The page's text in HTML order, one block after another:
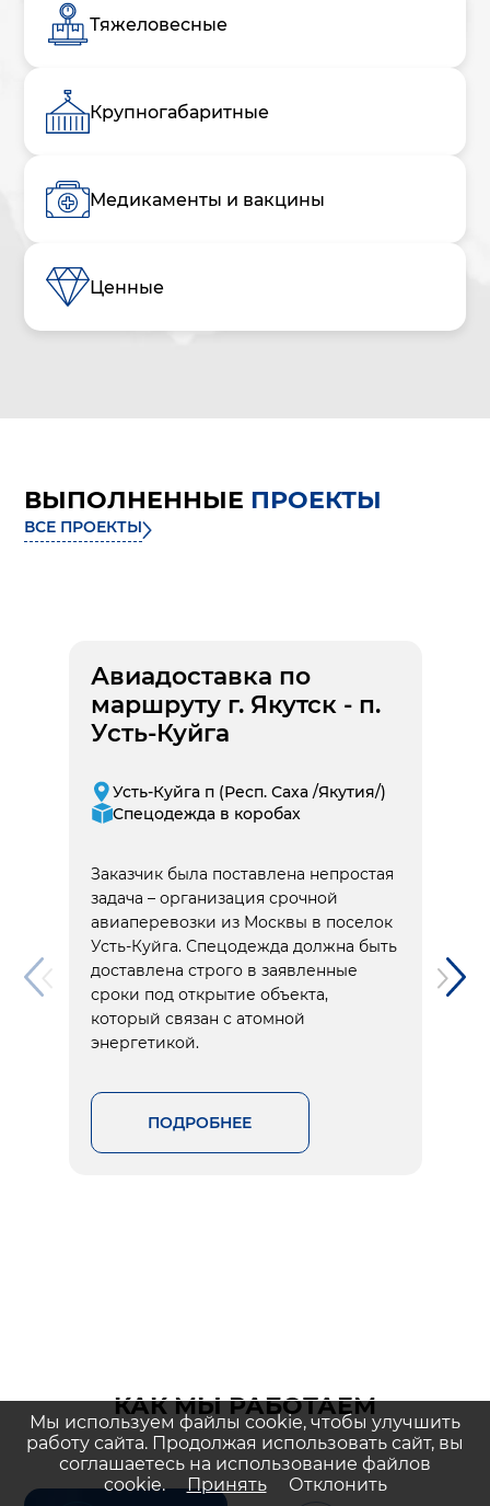
Тяжеловесные
Крупногабаритные
Медикаменты и вакцины
Ценные
ВЫПОЛНЕННЫЕ ПРОЕКТЫ
ВСЕ ПРОЕКТЫ
Авиадоставка по
маршруту г. Якутск - п.
Усть-Куйга
Усть-Куйга п (Респ. Саха /Якутия/)
Спецодежда в коробах
Заказчик была поставлена непростая
задача – организация срочной
авиаперевозки из Москвы в поселок
Усть-Куйга. Спецодежда должна быть
доставлена строго в заявленные
сроки под открытие объекта,
который связан с атомной
энергетикой.
ПОДРОБНЕЕ
КАК МЫ РАБОТАЕМ
Мы используем файлы cookie, чтобы улучшить
работу сайта. Продолжая использовать сайт, вы
соглашаетесь на использование файлов
cookie.
Принять Отклонить